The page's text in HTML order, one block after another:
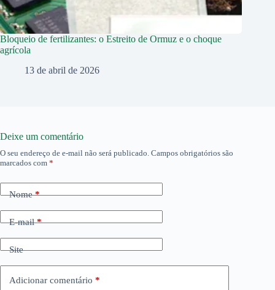
Bloqueio de fertilizantes: o Estreito de Ormuz e o choque
agrícola
13 de abril de 2026
Deixe um comentário
O seu endereço de e-mail não será publicado. Campos obrigatórios são
marcados com *
Nome*
E-mail*
Site
Adicionar comentário *